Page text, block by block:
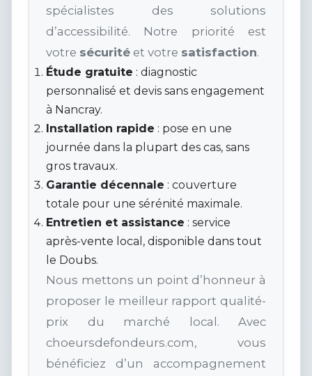
spécialistes des solutions
d’accessibilité. Notre priorité est
votre sécurité et votre satisfaction.
Étude gratuite : diagnostic
personnalisé et devis sans engagement
à Nancray.
Installation rapide : pose en une
journée dans la plupart des cas, sans
gros travaux.
Garantie décennale : couverture
totale pour une sérénité maximale.
Entretien et assistance : service
après-vente local, disponible dans tout
le Doubs.
Nous mettons un point d’honneur à
proposer le meilleur rapport qualité-
prix du marché local. Avec
choeursdefondeurs.com, vous
bénéficiez d’un accompagnement